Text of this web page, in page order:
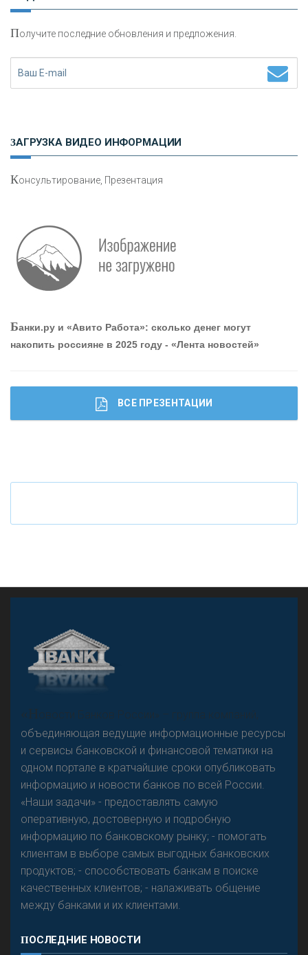
Работа мечты. Что банки делают для того, чтобы
привлечь и удержать персонал - «Интервью»
Что будет с наличными деньгами при цифровом
Получите последние обновления и предложения.
ЗАГРУЗКА ВИДЕО ИНФОРМАЦИИ
Консультирование, Презентация
Банки.ру и «Авито Работа»: сколько денег могут
накопить россияне в 2025 году - «Лента новостей»
ВСЕ ПРЕЗЕНТАЦИИ
«Н
овости Банков России» – группа компаний,
объединяющая ведущие информационные ресурсы
и сервисы банковской и финансовой тематики на
одном портале в кратчайшие сроки опубликовать
информацию и новости банков по всей России.
«Наши задачи» - предоставлять самую
оперативную, достоверную и подробную
информацию по банковскому рынку; - помогать
клиентам в выборе самых выгодных банковских
продуктов; - способствовать банкам в поиске
качественных клиентов; - налаживать общение
между банками и их клиентами.
ПОСЛЕДНИЕ НОВОСТИ